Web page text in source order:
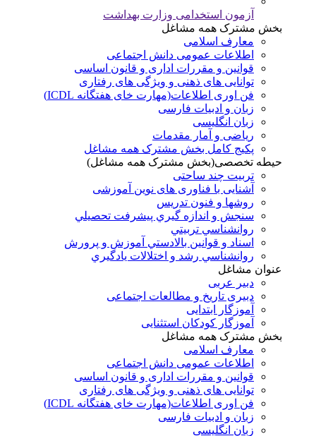
آزمون استخدامی وزارت بهداشت
بخش مشترک همه مشاغل
معارف اسلامی
اطلاعات عمومی دانش اجتماعی
قوانین و مقررات اداری و قانون اساسی
توانایی های ذهنی و ویژگی های رفتاری
فن اوری اطلاعات(مهارت خای هفتگانه ICDL)
زبان و ادبیات فارسی
زبان انگلیسی
ریاضی و آمار مقدمات
پکیج کامل بخش مشترک همه مشاغل
حیطه تخصصی(بخش مشترک همه مشاغل)
تربیت چند ساحتی
آشنایی با فناوری های نوین آموزشی
روشها و فنون تدريس
سنجش و اندازه گيري پيشرفت تحصيلي
روانشناسي تربيتي
اسناد و قوانين بالادستي آموزش و پرورش
روانشناسي رشد و اختلالات يادگيري
عنوان مشاغل
دبير عربی
دبیری تاریخ و مطالعات اجتماعی
آموزگار ابتدایی
آموزگار کودکان استثنایی
بخش مشترک همه مشاغل
معارف اسلامی
اطلاعات عمومی دانش اجتماعی
قوانین و مقررات اداری و قانون اساسی
توانایی های ذهنی و ویژگی های رفتاری
فن اوری اطلاعات(مهارت خای هفتگانه ICDL)
زبان و ادبیات فارسی
زبان انگلیسی